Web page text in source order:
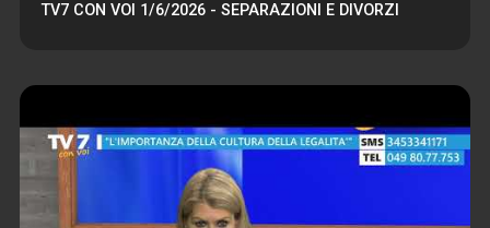
TV7 CON VOI 1/6/2026 - SEPARAZIONI E DIVORZI